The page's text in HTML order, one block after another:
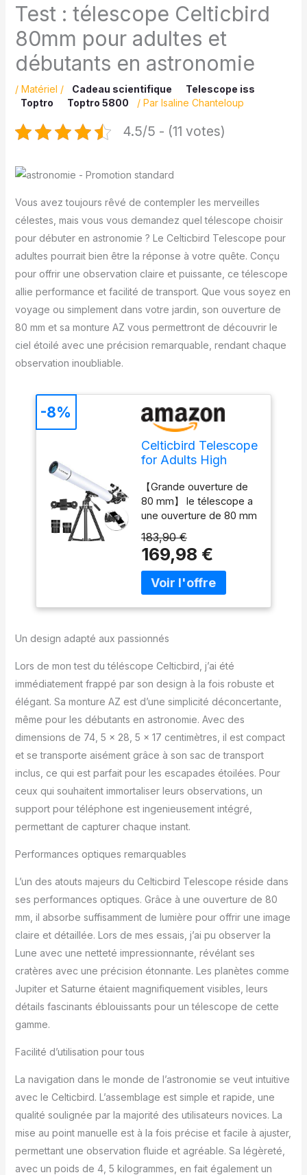
Test : télescope Celticbird
80mm pour adultes et
débutants en astronomie
/ Matériel / Cadeau scientifique
Telescope iss
Toptro
Toptro 5800 / Par Isaline Chanteloup
4.5/5 - (11 votes)
Vous avez toujours rêvé de contempler les merveilles
célestes, mais vous vous demandez quel télescope choisir
pour débuter en astronomie ? Le Celticbird Telescope pour
adultes pourrait bien être la réponse à votre quête. Conçu
pour offrir une observation claire et puissante, ce télescope
allie performance et facilité de transport. Que vous soyez en
voyage ou simplement dans votre jardin, son ouverture de
80 mm et sa monture AZ vous permettront de découvrir le
ciel étoilé avec une précision remarquable, rendant chaque
observation inoubliable.
Celticbird Telescope
for Adults High
Telescopes for
Adults, Gifts for
Astronomy
Beginners, 80mm
Aperture, 900
Refractor Telescope
with AZ Mount
【Grande ouverture de
80 mm】 le télescope a
une ouverture de 80 mm
optique entièrement
revêtue. La grande
ouverture peut capturer
plus de lumière, la lentille
de la lumière et réduire
la réflexion de la lumière,
de sorte que les
télescopes pour adultes
en astronomie vous
apporteront des images
plus lumineuses et plus
claires. 【Grossissement
45X-90X 】 le télescope
est équipé de 2
oculaires (K10 mm, K20
mm). Vous pouvez
obtenir un
grossissement 45X-90X
de 900 mm. Qu'il
s'agisse d'observer la
lune ou de visualiser des
planètes, notre
télescope peut répondre
à tous vos besoins.
C'est un excellent
télescope pour les
adultes, les enfants de 8
à 12 ans et les débutants
en astronomie.
astronomique dispose
mm et d'une longueur
focale de 900 mm. La
grande ouverture peut
capturer plus de lumière
; La lentille optique à
revêtement multiple à
haute transmission peut
183,90 €
169,98 €
-8%
Un design adapté aux passionnés
Lors de mon test du téléscope Celticbird, j’ai été
immédiatement frappé par son design à la fois robuste et
élégant. Sa monture AZ est d’une simplicité déconcertante,
même pour les débutants en astronomie. Avec des
dimensions de 74, 5 x 28, 5 x 17 centimètres, il est compact
et se transporte aisément grâce à son sac de transport
inclus, ce qui est parfait pour les escapades étoilées. Pour
ceux qui souhaitent immortaliser leurs observations, un
support pour téléphone est ingenieusement intégré,
permettant de capturer chaque instant.
Performances optiques remarquables
L’un des atouts majeurs du Celticbird Telescope réside dans
ses performances optiques. Grâce à une ouverture de 80
mm, il absorbe suffisamment de lumière pour offrir une image
claire et détaillée. Lors de mes essais, j’ai pu observer la
Lune avec une netteté impressionnante, révélant ses
cratères avec une précision étonnante. Les planètes comme
Jupiter et Saturne étaient magnifiquement visibles, leurs
détails fascinants éblouissants pour un télescope de cette
gamme.
Facilité d’utilisation pour tous
La navigation dans le monde de l’astronomie se veut intuitive
avec le Celticbird. L’assemblage est simple et rapide, une
qualité soulignée par la majorité des utilisateurs novices. La
mise au point manuelle est à la fois précise et facile à ajuster,
permettant une observation fluide et agréable. Sa légèreté,
avec un poids de 4, 5 kilogrammes, en fait également un